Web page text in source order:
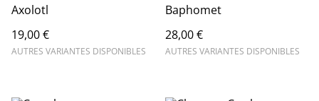
Axolotl
19,00 €
AUTRES VARIANTES DISPONIBLES
Baphomet
28,00 €
AUTRES VARIANTES DISPONIBLES